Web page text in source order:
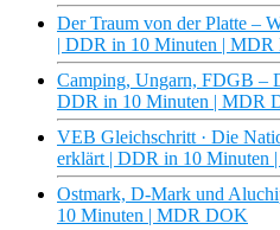
Der Traum von der Platte –
| DDR in 10 Minuten |
Camping, Ungarn, FDGB –
DDR in 10 Minuten | MDR
VEB Gleichschritt · Die
erklärt | DDR in 10 Minuten
Ostmark, D-Mark und
10 Minuten | MDR DOK